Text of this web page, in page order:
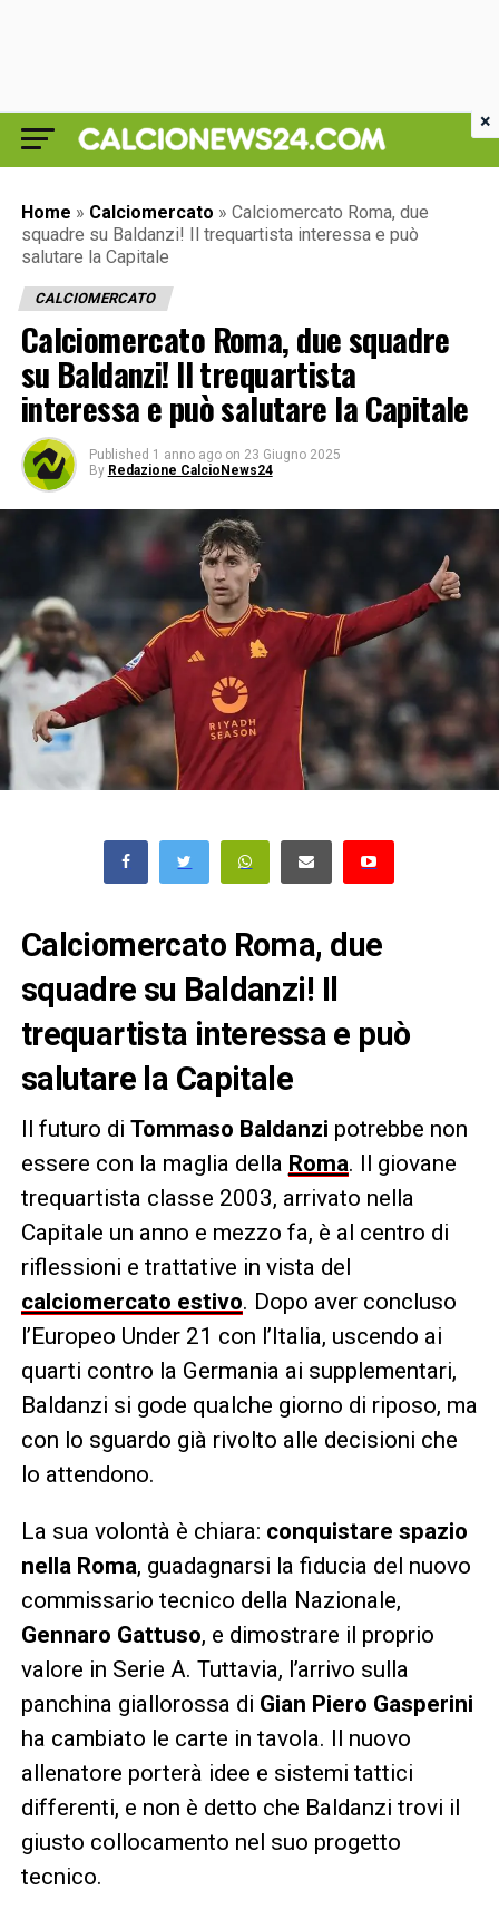
Home » Calciomercato » Calciomercato Roma, due
squadre su Baldanzi! Il trequartista interessa e può
salutare la Capitale
CALCIOMERCATO
Calciomercato Roma, due squadre
su Baldanzi! Il trequartista
interessa e può salutare la Capitale
Published 1 anno ago on 23 Giugno 2025
By Redazione CalcioNews24
Calciomercato Roma, due
squadre su Baldanzi! Il
trequartista interessa e può
salutare la Capitale
Il futuro di Tommaso Baldanzi potrebbe non
essere con la maglia della Roma. Il giovane
trequartista classe 2003, arrivato nella
Capitale un anno e mezzo fa, è al centro di
riflessioni e trattative in vista del
calciomercato estivo. Dopo aver concluso
l’Europeo Under 21 con l’Italia, uscendo ai
quarti contro la Germania ai supplementari,
Baldanzi si gode qualche giorno di riposo, ma
con lo sguardo già rivolto alle decisioni che
lo attendono.
La sua volontà è chiara: conquistare spazio
nella Roma, guadagnarsi la fiducia del nuovo
commissario tecnico della Nazionale,
Gennaro Gattuso, e dimostrare il proprio
valore in Serie A. Tuttavia, l’arrivo sulla
panchina giallorossa di Gian Piero Gasperini
ha cambiato le carte in tavola. Il nuovo
allenatore porterà idee e sistemi tattici
differenti, e non è detto che Baldanzi trovi il
giusto collocamento nel suo progetto
tecnico.
×